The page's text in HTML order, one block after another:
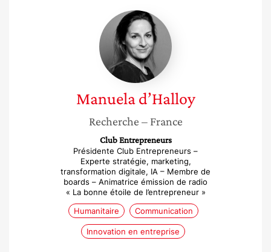
Manuela
d’Halloy
Manuela d’Halloy
Recherche – France
Club Entrepreneurs
Présidente Club Entrepreneurs –
Experte stratégie, marketing,
transformation digitale, IA – Membre de
boards – Animatrice émission de radio
« La bonne étoile de l’entrepreneur »
Humanitaire
Communication
Innovation en entreprise